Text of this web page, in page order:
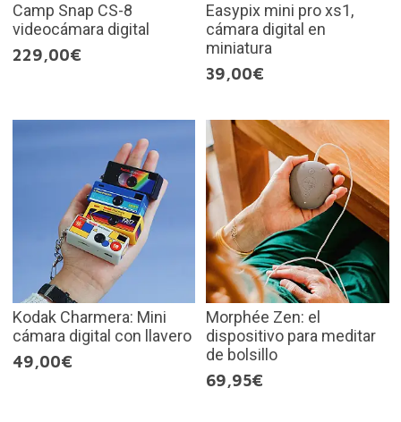
Camp Snap CS-8
videocámara digital
229,00€
Easypix mini pro xs1,
cámara digital en
miniatura
39,00€
Kodak Charmera: Mini
cámara digital con llavero
49,00€
Morphée Zen: el
dispositivo para meditar
de bolsillo
69,95€